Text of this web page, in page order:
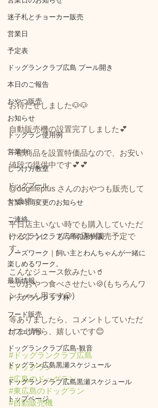
迷子札とチョーカー販売
営業日
予定表
ドッグランクラブ広島 プール開き
本日のご報告
おやつ販売
お知らせ
ドッグラン使用例
営業中
しつけ方教室
ドッグプール
営業時間変更のお知らせ
ご連絡
ドッグランクラブ広島の果樹園
ノーズワーク｜飼い主とわんちゃんが一緒に
楽しめるワーク。
最新情報
ドッグランクラブ杯
フード販売
カフェ情報
ドッグランクラブ広島‐観音
ドッグラン広島黒瀬スケジュール
ドッグランクラブ広島黒瀬スケジュール
トップページ
お待たせしました🐶🐶
自動販売機の設置完了しました💕
一部商品を設置特価品なので、お安い
値段で提供中です💕💕
@doglifeplus さんのおやつも販売して
います。
平日店主いない時でも購入していただ
けるように、もう何品か販売予定で
す。
こんなジュース飲みたい🥤
このおやつ食べさせたい🍪(もちろんワ
ンちゃん用です🐶)
等ありましたら、コメントしていただ
けましたら、嬉しいです😊
#ドッグランクラブ広島
#ドッグラン
#広島のドッグラン
#東広島のドッグラン
#自動販売機